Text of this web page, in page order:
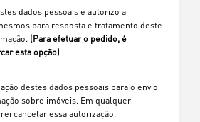
dados pessoais e autorizo a
para resposta e tratamento deste
(Para efetuar o pedido, é
esta opção)
destes dados pessoais para o envio
sobre imóveis. Em qualquer
cancelar essa autorização.